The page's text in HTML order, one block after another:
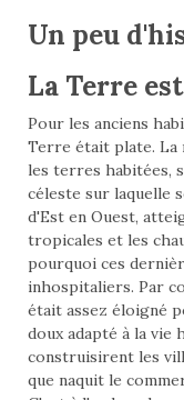
Un peu
La Terre
Pour les anciens
Terre était plate. La
les terres habitées,
céleste sur laquelle
d'Est en Ouest,
tropicales et les
pourquoi ces
inhospitaliers. Par
était assez éloigné
doux adapté à la vie
construisirent les
que naquit le